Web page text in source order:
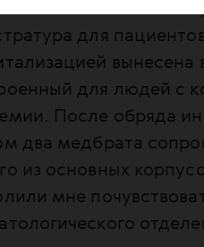
— это
для
вынесена
для людей с
После обряда
два медбрата
из основных
мне